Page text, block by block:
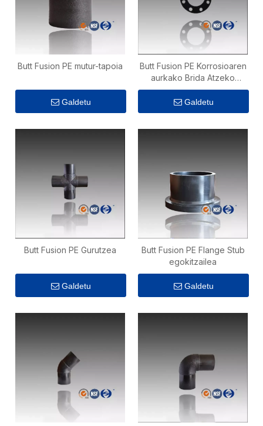
Butt Fusion PE mutur-tapoia
Galdetu
Butt Fusion PE Korrosioaren
aurkako Brida Atzeko
Eraztuna
Galdetu
Butt Fusion PE Gurutzea
Galdetu
Butt Fusion PE Flange Stub
egokitzailea
Galdetu